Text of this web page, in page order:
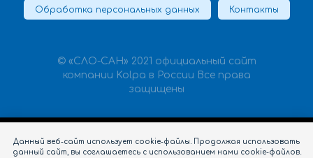
Обработка персональных данных Контакты
© «СЛО-САН» 2021 официальный сайт
компании Kolpa в России Все права
защищены
Данный веб-сайт использует cookie-файлы. Продолжая использовать
данный сайт, вы соглашаетесь с использованием нами cookie-файлов.